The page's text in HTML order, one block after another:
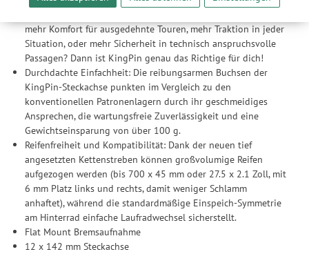
unserer Website sicherzustellen und stetig zu verbessern. Dabei
werden Ihre Daten auch an Drittanbieter und Werbepartner
weitergegeben. Die Verarbeitung erfolgt ausschließlich zum
Zwecke der Einbindung von Streaming-Inhalten und der
Durchführung von statistischer Analyse, Reichweitenmessungen,
Produktempfehlungen und nutzungsbasierter Werbung.
Informationen zu den einzelnen Funktionen, den Drittanbietern
und der Speicherdauer finden Sie unter Einstellungen. Diese
Einwilligung ist freiwillig, für die Nutzung unserer Website nicht
erforderlich und gilt, bis sie widerrufen wird. Sie können Ihre
Einwilligung unter Einstellungen lediglich für bestimmte
Drittanbieter erteilen und jederzeit für die Zukunft widerrufen.
mehr Komfort für ausgedehnte Touren, mehr Traktion in jeder
Situation, oder mehr Sicherheit in technisch anspruchsvolle
Passagen? Dann ist KingPin genau das Richtige für dich!
Durchdachte Einfachheit: Die reibungsarmen Buchsen der
KingPin-Steckachse punkten im Vergleich zu den
konventionellen Patronenlagern durch ihr geschmeidiges
Ansprechen, die wartungsfreie Zuverlässigkeit und eine
Gewichtseinsparung von über 100 g.
Reifenfreiheit und Kompatibilität: Dank der neuen tief
angesetzten Kettenstreben können großvolumige Reifen
aufgezogen werden (bis 700 x 45 mm oder 27.5 x 2.1 Zoll, mit
6 mm Platz links und rechts, damit weniger Schlamm
anhaftet), während die standardmäßige Einspeich-Symmetrie
am Hinterrad einfache Laufradwechsel sicherstellt.
Flat Mount Bremsaufnahme
12 x 142 mm Steckachse